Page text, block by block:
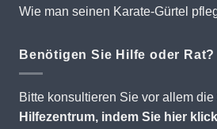
Wie man seinen Karate-Gürtel
Benötigen Sie Hilfe oder Rat?
Bitte konsultieren Sie vor allem die
Hilfezentrum, indem Sie hier